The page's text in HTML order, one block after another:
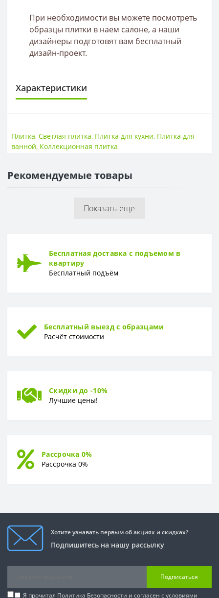
При необходимости вы можете посмотреть
образцы плитки в наем салоне, а наши
дизайнеры подготовят вам бесплатный
дизайн-проект.
Характеристики
Поверхность Матовая, рельеф
Плитка,Светлая плитка, Плитка для кухни, Плитка для
ванной, Коллекционная плитка
Рекомендуемые товары
Показать еще
Бесплатная доставка с подъемом в
квартиру
Бесплатный подъём
Бесплатный выезд с образцами
Расчёт стоимости
Скидки до -10%
Лучшие цены!
Рассрочка 0%
Рассрочка 0%
Хотите узнавать первым об акциях и скидках?
Подпишитесь на нашу рассылку
Подписаться
Я прочитал Политика Безопасности и согласен с условиями